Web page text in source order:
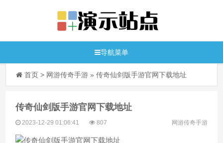
导航菜单
首页 > 网游传奇手游 »传奇仙剑版手游官网下载地址
传奇仙剑版手游官网下载地址
2023-12-29 01:06:41 807 网游传奇手游